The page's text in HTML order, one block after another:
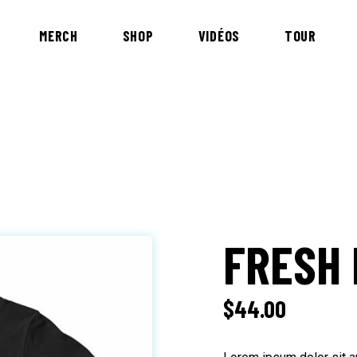
MERCH SHOP VIDÉOS TOUR
$44.00